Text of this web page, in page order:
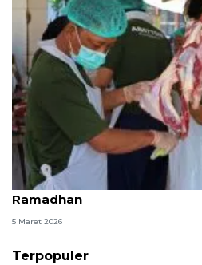
RPH Surabaya obral daging
Ramadhan
5 Maret 2026
Terpopuler